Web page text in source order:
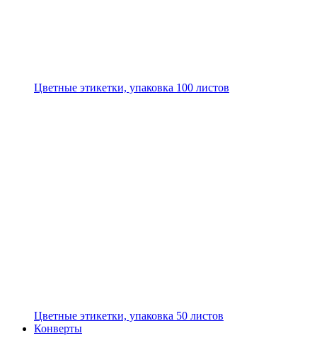
Цветные этикетки, упаковка 100 листов
Цветные этикетки, упаковка 50 листов
Конверты